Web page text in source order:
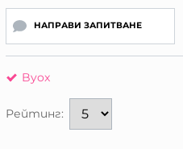
НАПРАВИ ЗАПИТВАНЕ
Byox
Рейтинг: